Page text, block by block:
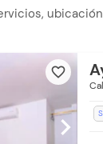
favorite_border
chevron_right